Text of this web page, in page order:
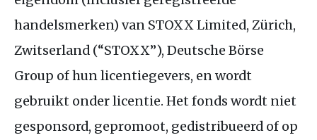
handelsmerken) van STOXX Limited, Zürich,
Zwitserland (“STOXX”), Deutsche Börse
Group of hun licentiegevers, en wordt
gebruikt onder licentie. Het fonds wordt niet
gesponsord, gepromoot, gedistribueerd of op